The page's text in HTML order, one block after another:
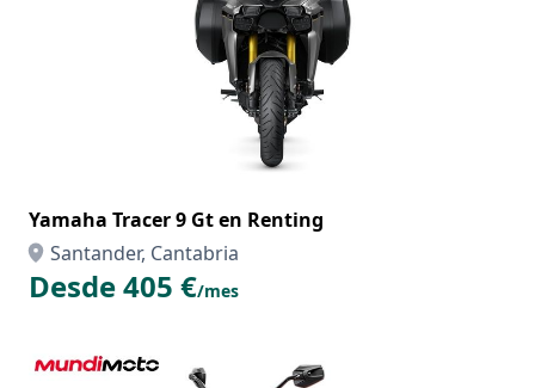
Yamaha Tracer 9 Gt en Renting
Santander, Cantabria
Desde 405 €/mes